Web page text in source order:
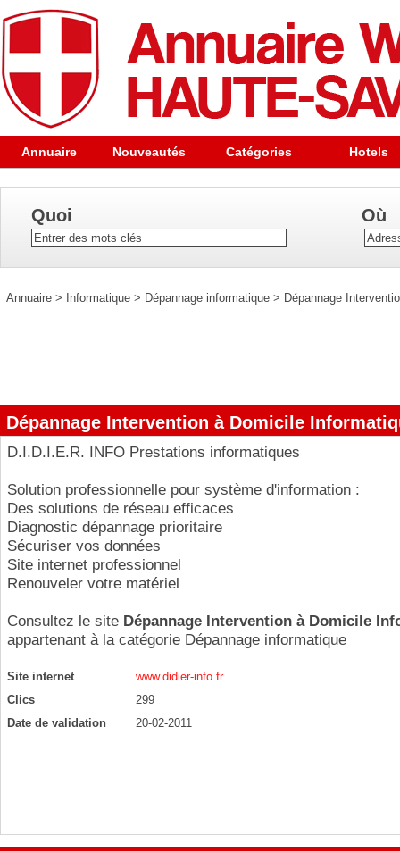
Annuaire Nouveautés Catégories Hotels
Quoi Où
Annuaire > Informatique > Dépannage informatique > Dépannage
Dépannage Intervention à Domicile
D.I.D.I.E.R. INFO Prestations informatiques
Solution professionnelle pour système d'information :
Des solutions de réseau efficaces
Diagnostic dépannage prioritaire
Sécuriser vos données
Site internet professionnel
Renouveler votre matériel
Consultez le site Dépannage Intervention à Domicile
appartenant à la catégorie Dépannage informatique
Site internet
www.didier-info.fr
Clics
299
Date de validation
20-02-2011